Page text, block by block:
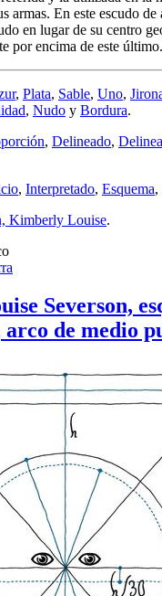
armas. En este escudo
en lugar de su centro
por encima de este último.
, Plata, Sable, Uno,
, Nudo y Bordura.
, Delineado,
, Interpretado, Esquema,
Kimberly Louise.
Severson,
de medio